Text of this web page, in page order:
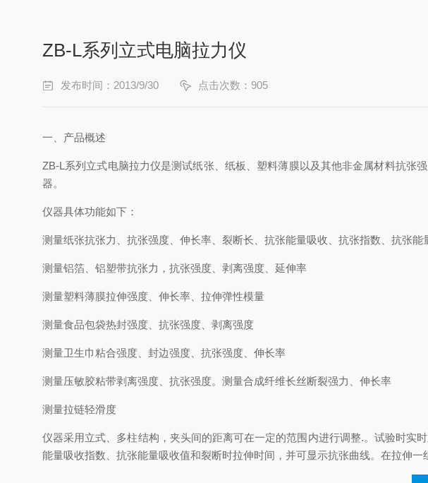
ZB-L系列立式电脑拉力仪
发布时间：2013/9/30 点击次数：905
一、产品概述
ZB-L系列立式电脑拉力仪是测试纸张、纸板、塑料薄膜以及其他非金属材料抗张
器。
仪器具体功能如下：
测量纸张抗张力、抗张强度、伸长率、裂断长、抗张能量吸收、抗张指数、抗张能
测量铝箔、铝塑带抗张力，抗张强度、剥离强度、延伸率
测量塑料薄膜拉伸强度、伸长率、拉伸弹性模量
测量食品包袋热封强度、抗张强度、剥离强度
测量卫生巾粘合强度、封边强度、抗张强度、伸长率
测量压敏胶粘带剥离强度、抗张强度。测量合成纤维长丝断裂强力、伸长率
测量拉链轻滑度
仪器采用立式、多柱结构，夹头间的距离可在一定的范围内进行调整.。试验时实
能量吸收指数、抗张能量吸收值和裂断时拉伸时间，并可显示抗张曲线。在拉伸